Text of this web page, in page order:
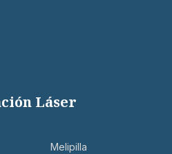
Láser
Melipilla